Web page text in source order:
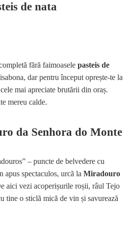
de nata
fără faimoasele pasteis de
dar pentru început oprește-te la
mai apreciate brutării din oraș.
mereu calde.
da Senhora do Monte
– puncte de belvedere cu
apus spectaculos, urcă la Miradouro
aici vezi acoperișurile roșii, râul Tejo
tine o sticlă mică de vin și savurează